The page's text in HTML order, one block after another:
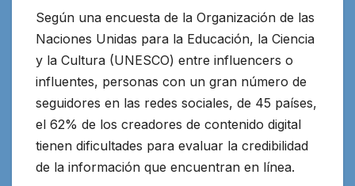
Según una encuesta de la Organización de las
Naciones Unidas para la Educación, la Ciencia
y la Cultura (UNESCO) entre influencers o
influentes, personas con un gran número de
seguidores en las redes sociales, de 45 países,
el 62% de los creadores de contenido digital
tienen dificultades para evaluar la credibilidad
de la información que encuentran en línea.